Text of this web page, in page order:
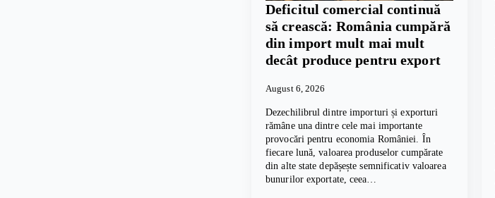
Deficitul comercial continuă
să crească: România cumpără
din import mult mai mult
decât produce pentru export
August 6, 2026
Dezechilibrul dintre importuri și exporturi
rămâne una dintre cele mai importante
provocări pentru economia României. În
fiecare lună, valoarea produselor cumpărate
din alte state depășește semnificativ valoarea
bunurilor exportate, ceea…